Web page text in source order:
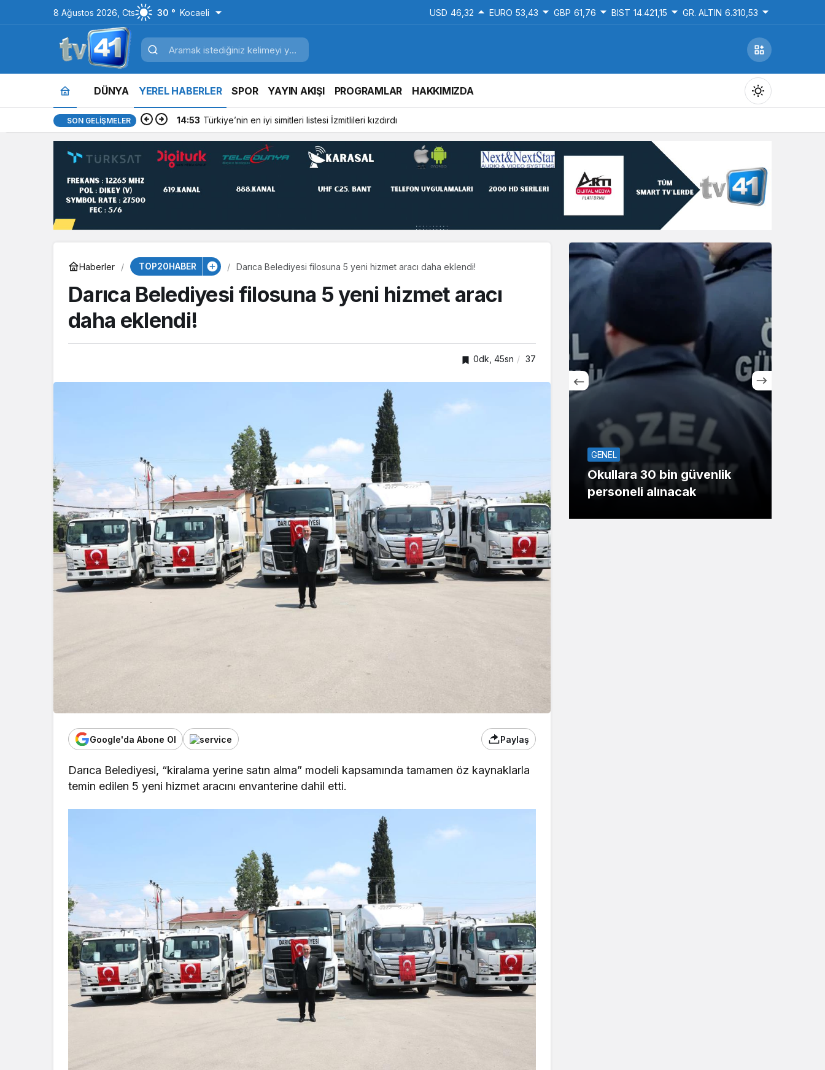
8 Ağustos 2026, Cts 30 ° Kocaeli USD 46,32 EURO 53,43 GBP 61,76 BIST 14.421,15 GR. ALTIN 6.310,53
DÜNYA YEREL HABERLER SPOR YAYIN AKIŞI PROGRAMLAR HAKKIMIZDA
Gündüz Modu
Gündüz modunu seçin.
Gece modunu seçin.
SON GELIŞMELER 14:53 Türkiye’nin en iyi simitleri listesi İzmitlileri kızdırdı
Haberler TOP20HABER Darıca Belediyesi filosuna 5 yeni hizmet aracı daha eklendi!
Darıca Belediyesi filosuna 5 yeni hizmet aracı
daha eklendi!
0dk, 45sn 37
Google'da Abone Ol Paylaş
Darıca Belediyesi, “kiralama yerine satın alma” modeli kapsamında tamamen öz kaynaklarla
temin edilen 5 yeni hizmet aracını envanterine dahil etti.
Güreşçi Alperen Tokgöz
Akdeniz Oyunları’nda
Türkiye’yi temsil edecek
TOP20HABER
Türkiye’nin en iyi simitleri
listesi İzmitlileri kızdırdı
GENEL
Okullara 30 bin güvenlik
personeli alınacak